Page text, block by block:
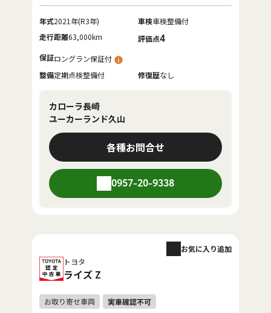
年式2021年(R3年) 車検車検整備付
走行距離63,000km 評価点4
保証ロングラン保証付
整備定期点検整備付 修復歴なし
カローラ長崎
ユーカーランド久山
各種お問合せ
0957-20-9338
トヨタ
ライズ Z
お気に入り追加